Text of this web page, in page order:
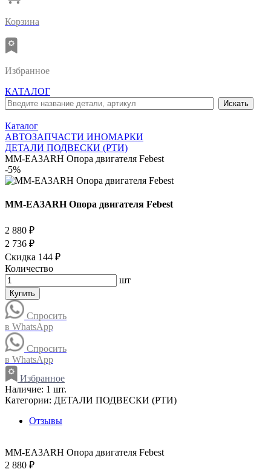
Корзина
Избранное
КАТАЛОГ
Каталог
АВТОЗАПЧАСТИ ИНОМАРКИ
ДЕТАЛИ ПОДВЕСКИ (РТИ)
MM-EA3ARH Опора двигателя Febest
-5%
MM-EA3ARH Опора двигателя Febest
2 880 ₽
2 736 ₽
Скидка 144 ₽
Количество
шт
Купить
Спросить
в WhatsApp
Спросить
в WhatsApp
Избранное
Наличие: 1 шт.
Категории: ДЕТАЛИ ПОДВЕСКИ (РТИ)
Отзывы
MM-EA3ARH Опора двигателя Febest
2 880 ₽